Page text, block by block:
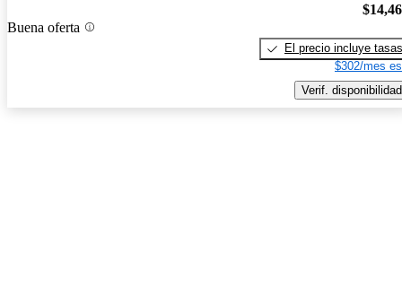
Buena oferta
El precio incluye tasas
$302/mes
Verif. disponibilidad